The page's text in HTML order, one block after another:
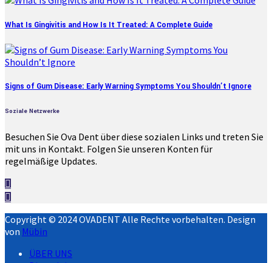
What Is Gingivitis and How Is It Treated: A Complete Guide
Signs of Gum Disease: Early Warning Symptoms You Shouldn’t Ignore
Soziale Netzwerke
Besuchen Sie Ova Dent über diese sozialen Links und treten Sie
mit uns in Kontakt. Folgen Sie unseren Konten für
regelmäßige Updates.
Copyright © 2024 OVADENT Alle Rechte vorbehalten. Design
von Mübin
ÜBER UNS